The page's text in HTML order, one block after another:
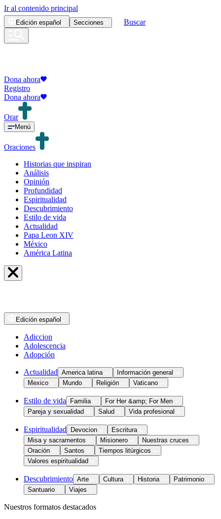
Ir al contenido principal
Edición español Secciones Buscar
Dona ahora
Registro
Dona ahora
Orar
Menú
Oraciones
Historias que inspiran
Análisis
Opinión
Profundidad
Espiritualidad
Descubrimiento
Estilo de vida
Actualidad
Papa Leon XIV
México
América Latina
Edición español
Adiccion
Adolescencia
Adopción
Actualidad America latina
Información general
Mexico
Mundo Religión Vaticano
Estilo de vida Familia
For Her &amp; For Men
Pareja y sexualidad
Salud Vida profesional
Espiritualidad Devocion
Escritura
Misa y sacramentos
Misionero
Nuestras cruces
Oración
Santos
Tiempos litúrgicos
Valores espiritualidad
Descubrimiento Arte Cultura Historia
Patrimonio
Santuario
Viajes
Nuestros formatos destacados